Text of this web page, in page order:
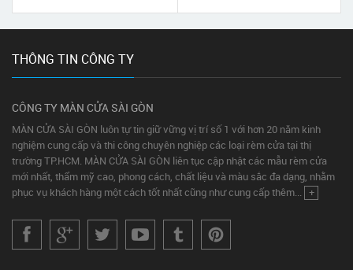
3
12
THÔNG TIN CÔNG TY
CÔNG TY MÀN CỬA SÀI GÒN
MÀN CỬA SÀI GÒN luôn tự tin giữ vững vị trí số 1 với hơn 20 năm kinh
nghiệm cung cấp và thi công chuyên nghiệp các loại rèm cửa tại thị
trường TP.HCM. MÀN CỬA SÀI GÒN liên tục cập nhật các mẫu rèm cửa
mới nhất, thẩm mỹ cao, phong cách, chất liệu và màu sắc đa dạng, nhằm
phục vụ khách hàng một cách tốt nhất cũng như cung cấp thêm... +